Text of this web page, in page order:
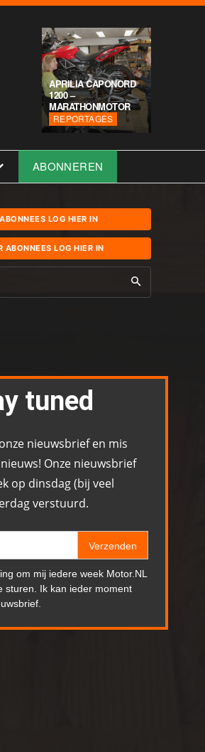
APRILIA CAPONORD
1200 –
MARATHONMOTOR
REPORTAGES
ABONNEREN
LOG HIER IN
ABONNEES LOG HIER IN
tuned
nieuwsbrief en mis
Onze nieuwsbrief
op dinsdag (bij veel
verstuurd.
Verzenden
om mij iedere week Motor.NL
sturen. Ik kan ieder moment